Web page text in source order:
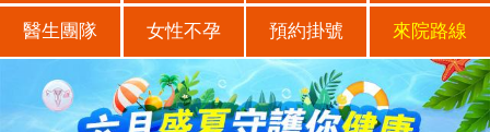
醫生團隊 女性不孕 預約掛號 來院路線